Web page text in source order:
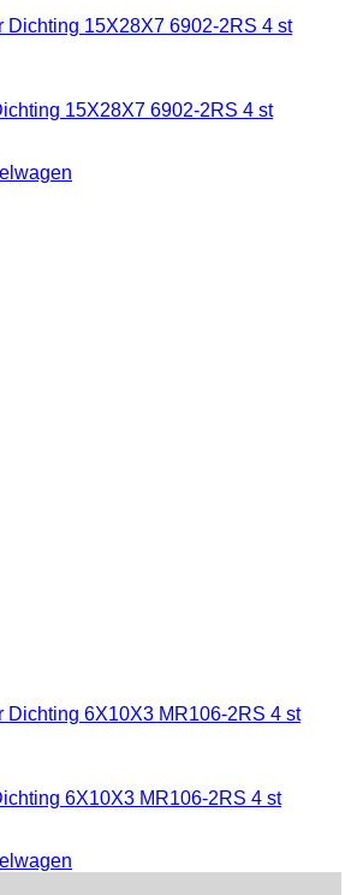
15X28X7 6902-2RS 4 st
6X10X3 MR106-2RS 4 st